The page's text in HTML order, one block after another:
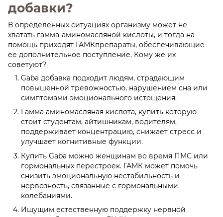
добавки?
В определенных ситуациях организму может не
хватать гамма-аминомасляной кислоты, и тогда на
помощь приходят ГАМКпрепараты, обеспечивающие
ее дополнительное поступление. Кому же их
советуют?
Gaba добавка подходит людям, страдающим
повышенной тревожностью, нарушением сна или
симптомами эмоционального истощения.
Гамма аминомасляная кислота, купить которую
стоит студентам, айтишникам, водителям,
поддерживает концентрацию, снижает стресс и
улучшает когнитивные функции.
Купить Gaba можно женщинам во время ПМС или
гормональных перестроек. ГАМК может помочь
снизить эмоциональную нестабильность и
нервозность, связанные с гормональными
колебаниями.
Ищущим естественную поддержку нервной